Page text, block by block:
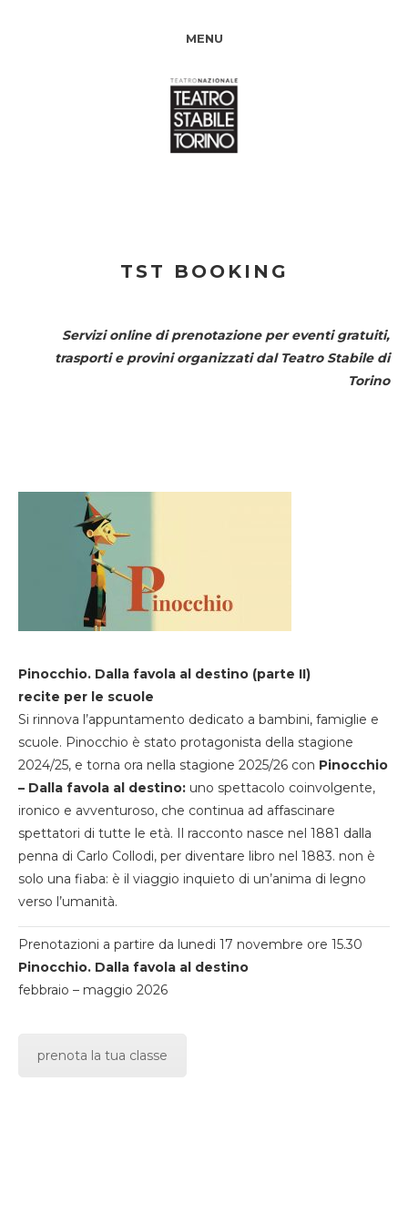
MENU
TST BOOKING
Servizi online di prenotazione per eventi gratuiti,
trasporti e provini organizzati dal Teatro Stabile di
Torino
Pinocchio. Dalla favola al destino (parte II)
recite per le scuole
Si rinnova l’appuntamento dedicato a bambini, famiglie e
scuole. Pinocchio è stato protagonista della stagione
2024/25, e torna ora nella stagione 2025/26 con Pinocchio
– Dalla favola al destino: uno spettacolo coinvolgente,
ironico e avventuroso, che continua ad affascinare
spettatori di tutte le età. Il racconto nasce nel 1881 dalla
penna di Carlo Collodi, per diventare libro nel 1883. non è
solo una fiaba: è il viaggio inquieto di un’anima di legno
verso l’umanità.
Prenotazioni a partire da lunedi 17 novembre ore 15.30
Pinocchio. Dalla favola al destino
febbraio – maggio 2026
prenota la tua classe